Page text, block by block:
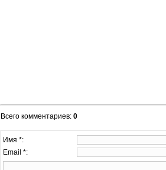
Всего комментариев: 0
Имя *:
Email *: